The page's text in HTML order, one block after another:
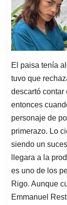
El paisa tenía
tuvo que
descartó contar
entonces
personaje de
primerazo. Lo
siendo un
llegara a la
es uno de los
Rigo. Aunque
Emmanuel